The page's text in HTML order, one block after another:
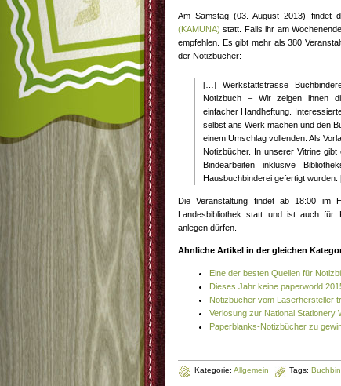
Am Samstag (03. August 2013) findet
(KAMUNA) statt. Falls ihr am
empfehlen. Es gibt mehr als 380
der Notizbücher:
[…] Werkstattstrasse
Notizbuch – Wir zeigen ihnen
einfacher Handheftung.
selbst ans Werk machen und den
einem Umschlag vollenden. Als
Notizbücher. In unserer Vitrine
Bindearbeiten inklusive
Hausbuchbinderei gefertigt
Die Veranstaltung findet ab 18:00 im
Landesbibliothek statt und ist auch für
anlegen dürfen.
Ähnliche Artikel in der gleichen
Eine der besten Quellen für
Dieses Jahr keine paperworld
Notizbücher vom Laserhersteller
Verlosung zur National Stationery
Paperblanks-Notizbücher zu
Kategorie: Allgemein Tags: